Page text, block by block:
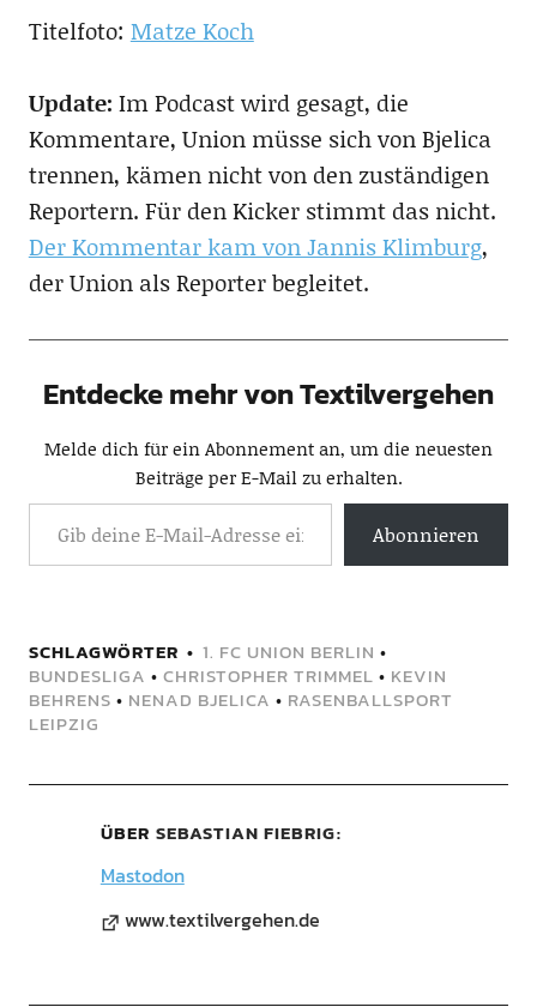
Titelfoto: Matze Koch
Update: Im Podcast wird gesagt, die
Kommentare, Union müsse sich von Bjelica
trennen, kämen nicht von den zuständigen
Reportern. Für den Kicker stimmt das nicht.
Der Kommentar kam von Jannis Klimburg,
der Union als Reporter begleitet.
Entdecke mehr von Textilvergehen
Melde dich für ein Abonnement an, um die neuesten
Beiträge per E-Mail zu erhalten.
Abonnieren
SCHLAGWÖRTER 1. FC UNION BERLIN •
BUNDESLIGA • CHRISTOPHER TRIMMEL • KEVIN
BEHRENS • NENAD BJELICA • RASENBALLSPORT
LEIPZIG
ÜBER SEBASTIAN FIEBRIG
Mastodon
www.textilvergehen.de